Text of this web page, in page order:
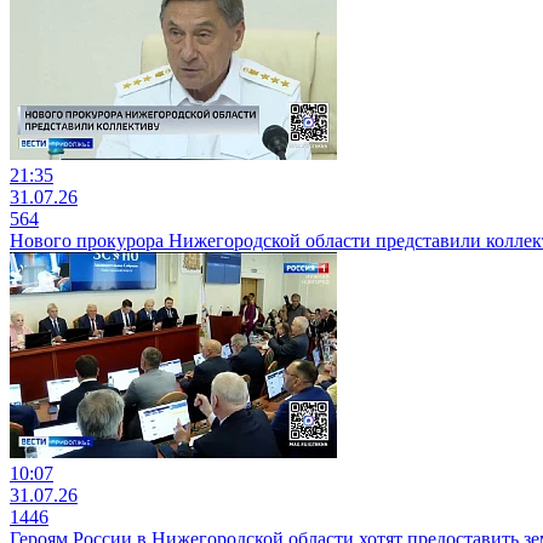
21:35
31.07.26
564
Нового прокурора Нижегородской области представили
10:07
31.07.26
1446
Героям России в Нижегородской области хотят предоставить